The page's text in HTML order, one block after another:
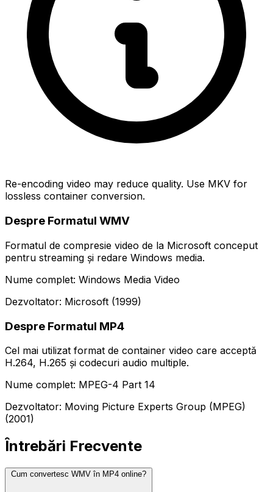
Re-encoding video may reduce quality. Use MKV for
lossless container conversion.
Despre Formatul WMV
Formatul de compresie video de la Microsoft conceput
pentru streaming și redare Windows media.
Nume complet: Windows Media Video
Dezvoltator: Microsoft (1999)
Despre Formatul MP4
Cel mai utilizat format de container video care acceptă
H.264, H.265 și codecuri audio multiple.
Nume complet: MPEG-4 Part 14
Dezvoltator: Moving Picture Experts Group (MPEG)
(2001)
Întrebări Frecvente
Cum convertesc WMV în MP4 online?